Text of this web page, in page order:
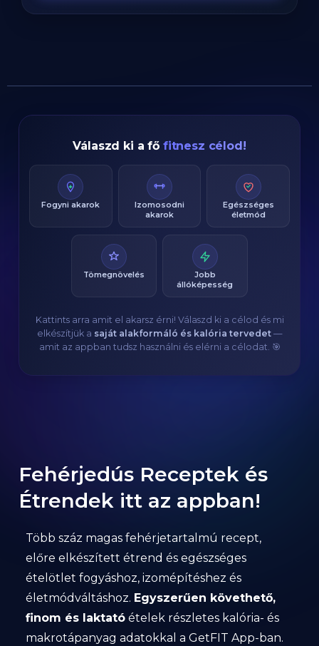
Válaszd ki a fő fitnesz célod!
Fogyni akarok
Izomosodni
akarok
Egészséges
életmód
Tömegnövelés
Jobb
állóképesség
Kattints arra amit el akarsz érni! Válaszd ki a célod és mi
elkészítjük a saját alakformáló és kalória tervedet —
amit az appban tudsz használni és elérni a célodat. 🎯
Fehérjedús Receptek és
Étrendek itt az appban!
Több száz magas fehérjetartalmú recept,
előre elkészített étrend és egészséges
ételötlet fogyáshoz, izomépítéshez és
életmódváltáshoz. Egyszerűen követhető,
finom és laktató ételek részletes kalória- és
makrotápanyag adatokkal a GetFIT App-ban.